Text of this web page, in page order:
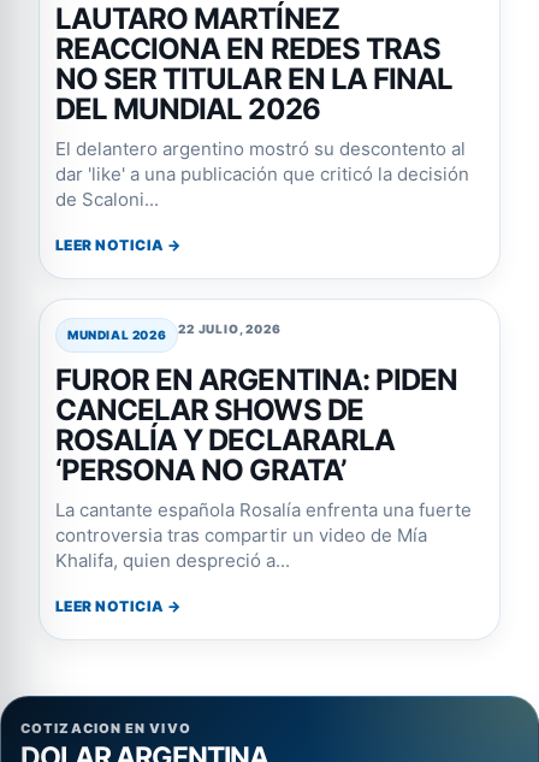
LAUTARO MARTÍNEZ
REACCIONA EN REDES TRAS
NO SER TITULAR EN LA FINAL
DEL MUNDIAL 2026
El delantero argentino mostró su descontento al
dar 'like' a una publicación que criticó la decisión
de Scaloni...
LEER NOTICIA →
MUNDIAL 2026 22 JULIO, 2026
FUROR EN ARGENTINA: PIDEN
CANCELAR SHOWS DE
ROSALÍA Y DECLARARLA
‘PERSONA NO GRATA’
La cantante española Rosalía enfrenta una fuerte
controversia tras compartir un video de Mía
Khalifa, quien despreció a...
LEER NOTICIA →
COTIZACION EN VIVO